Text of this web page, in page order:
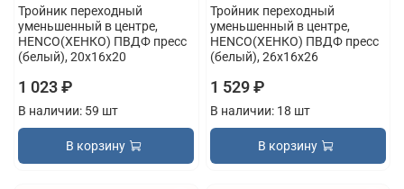
Тройник переходный
уменьшенный в центре,
HENCO(ХЕНКО) ПВДФ пресс
(белый), 20x16x20
1 023 ₽
В наличии: 59 шт
В корзину
Тройник переходный
уменьшенный в центре,
HENCO(ХЕНКО) ПВДФ пресс
(белый), 26x16x26
1 529 ₽
В наличии: 18 шт
В корзину